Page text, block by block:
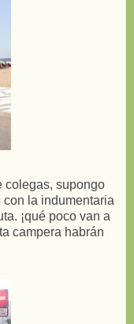
colegas, supongo
la indumentaria
¡qué poco van a
campera habrán